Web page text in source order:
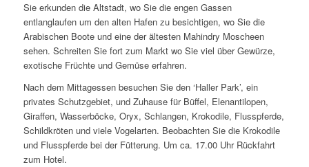
Sie erkunden die Altstadt, wo Sie die engen Gassen
entlanglaufen um den alten Hafen zu besichtigen, wo Sie die
Arabischen Boote und eine der ältesten Mahindry Moscheen
sehen. Schreiten Sie fort zum Markt wo Sie viel über Gewürze,
exotische Früchte und Gemüse erfahren.
Nach dem Mittagessen besuchen Sie den ‘Haller Park’, ein
privates Schutzgebiet, und Zuhause für Büffel, Elenantilopen,
Giraffen, Wasserböcke, Oryx, Schlangen, Krokodile, Flusspferde,
Schildkröten und viele Vogelarten. Beobachten Sie die Krokodile
und Flusspferde bei der Fütterung. Um ca. 17.00 Uhr Rückfahrt
zum Hotel.